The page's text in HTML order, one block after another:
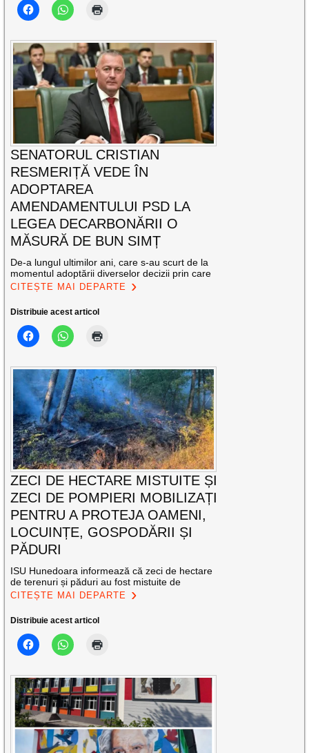
SENATORUL CRISTIAN
RESMERIȚĂ VEDE ÎN
ADOPTAREA
AMENDAMENTULUI PSD LA
LEGEA DECARBONĂRII O
MĂSURĂ DE BUN SIMȚ
De-a lungul ultimilor ani, care s-au scurt de la
momentul adoptării diverselor decizii prin care
CITEȘTE MAI DEPARTE
Distribuie acest articol
ZECI DE HECTARE MISTUITE ȘI
ZECI DE POMPIERI MOBILIZAȚI
PENTRU A PROTEJA OAMENI,
LOCUINȚE, GOSPODĂRII ȘI
PĂDURI
ISU Hunedoara informează că zeci de hectare
de terenuri și păduri au fost mistuite de
CITEȘTE MAI DEPARTE
Distribuie acest articol